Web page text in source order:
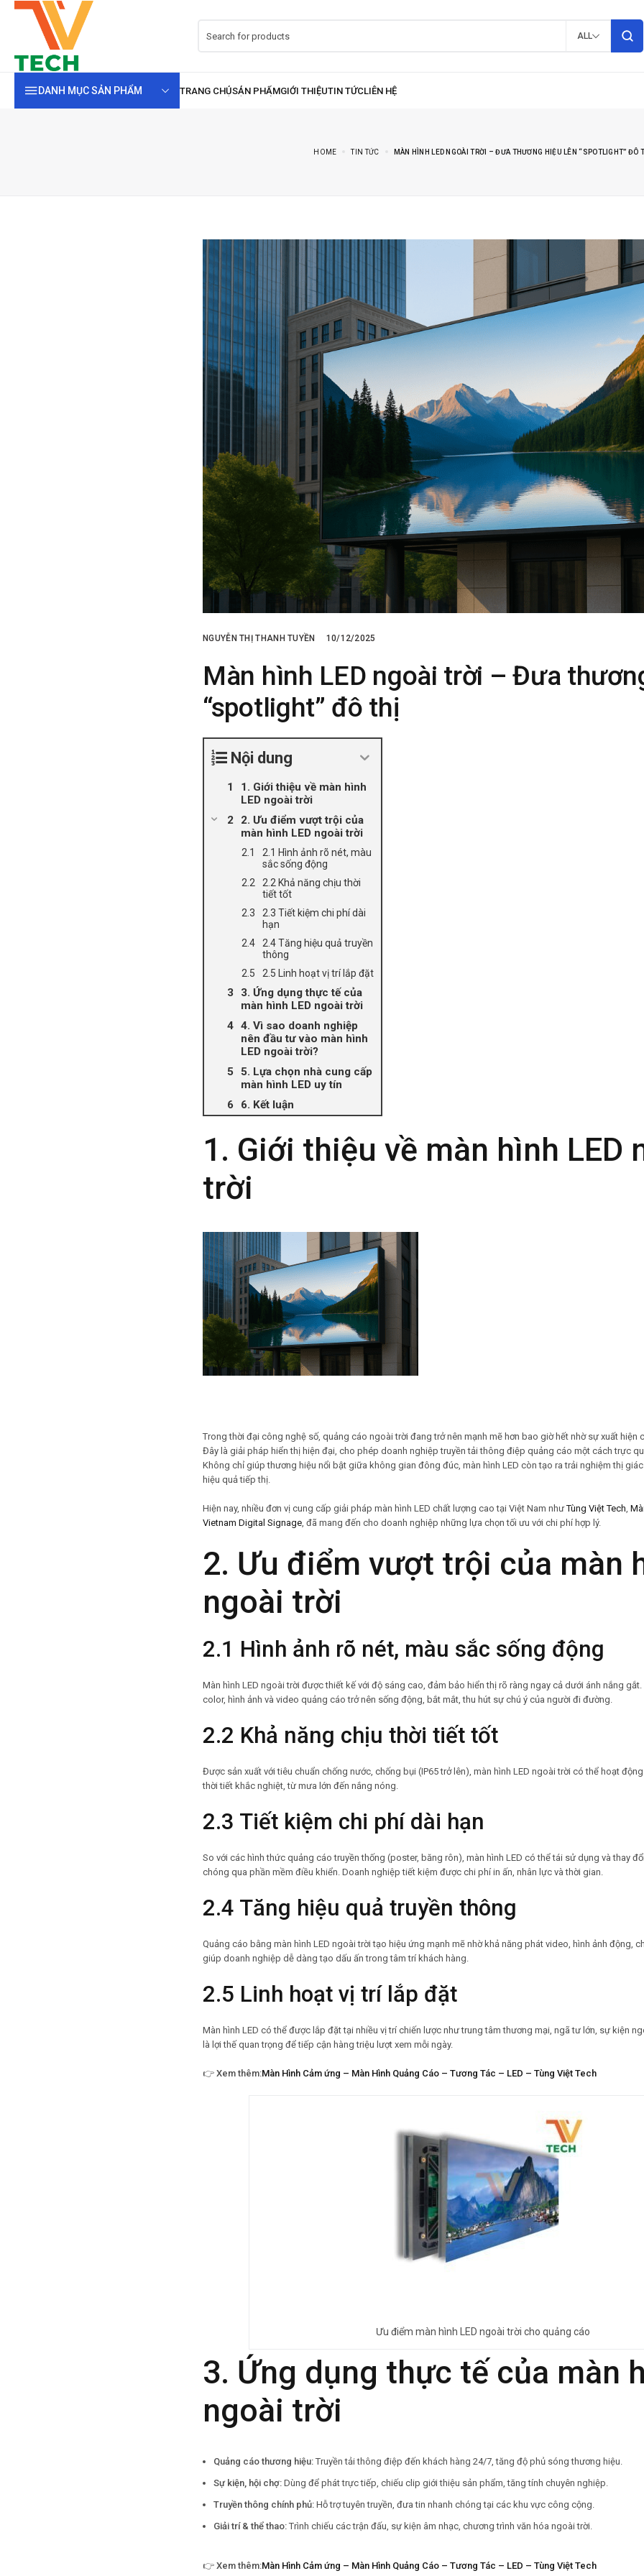
ALL
DANH MỤC SẢN PHẨM
HOME TIN TỨC MÀN HÌNH LED NGOÀI TRỜI – ĐƯA THƯƠNG HIỆU LÊN “SPOTLIGHT” ĐÔ
NGUYỄN THỊ THANH TUYỀN 10/12/2025
Màn hình LED ngoài trời – Đưa
“spotlight” đô thị
Nội dung
1. Giới thiệu về màn hình
LED ngoài trời
2. Ưu điểm vượt trội của
màn hình LED ngoài trời
2.1 Hình ảnh rõ nét, màu
sắc sống động
2.2 Khả năng chịu thời
tiết tốt
2.3 Tiết kiệm chi phí dài
hạn
2.4 Tăng hiệu quả truyền
thông
2.5 Linh hoạt vị trí lắp đặt
3. Ứng dụng thực tế của
màn hình LED ngoài trời
4. Vì sao doanh nghiệp
nên đầu tư vào màn hình
LED ngoài trời?
5. Lựa chọn nhà cung cấp
màn hình LED uy tín
6. Kết luận
1. Giới thiệu về màn hình LED
trời
Trong thời đại công nghệ số, quảng cáo ngoài trời đang trở nên mạnh mẽ hơn bao giờ hết nhờ sự xuất hiện
Đây là giải pháp hiển thị hiện đại, cho phép doanh nghiệp truyền tải thông điệp quảng cáo một cách trực
Không chỉ giúp thương hiệu nổi bật giữa không gian đông đúc, màn hình LED còn tạo ra trải nghiệm thị
hiệu quả tiếp thị.
Hiện nay, nhiều đơn vị cung cấp giải pháp màn hình LED chất lượng cao tại Việt Nam như Tùng Việt Tech,
Vietnam Digital Signage, đã mang đến cho doanh nghiệp những lựa chọn tối ưu với chi phí hợp lý.
2. Ưu điểm vượt trội của màn
ngoài trời
2.1 Hình ảnh rõ nét, màu sắc sống động
Màn hình LED ngoài trời được thiết kế với độ sáng cao, đảm bảo hiển thị rõ ràng ngay cả dưới ánh nắng
color, hình ảnh và video quảng cáo trở nên sống động, bắt mắt, thu hút sự chú ý của người đi đường.
2.2 Khả năng chịu thời tiết tốt
Được sản xuất với tiêu chuẩn chống nước, chống bụi (IP65 trở lên), màn hình LED ngoài trời có thể hoạt
thời tiết khắc nghiệt, từ mưa lớn đến nắng nóng.
2.3 Tiết kiệm chi phí dài hạn
So với các hình thức quảng cáo truyền thống (poster, băng rôn), màn hình LED có thể tái sử dụng và thay
chóng qua phần mềm điều khiển. Doanh nghiệp tiết kiệm được chi phí in ấn, nhân lực và thời gian.
2.4 Tăng hiệu quả truyền thông
Quảng cáo bằng màn hình LED ngoài trời tạo hiệu ứng mạnh mẽ nhờ khả năng phát video, hình ảnh động,
giúp doanh nghiệp dễ dàng tạo dấu ấn trong tâm trí khách hàng.
2.5 Linh hoạt vị trí lắp đặt
Màn hình LED có thể được lắp đặt tại nhiều vị trí chiến lược như trung tâm thương mại, ngã tư lớn, sự kiện
là lợi thế quan trọng để tiếp cận hàng triệu lượt xem mỗi ngày.
👉 Xem thêm:Màn Hình Cảm ứng – Màn Hình Quảng Cáo – Tương Tác – LED – Tùng Việt Tech
Ưu điểm màn hình LED ngoài trời cho quảng cáo
3. Ứng dụng thực tế của màn
ngoài trời
Quảng cáo thương hiệu:Truyền tải thông điệp đến khách hàng 24/7, tăng độ phủ sóng thương hiệu.
Sự kiện, hội chợ: Dùng để phát trực tiếp, chiếu clip giới thiệu sản phẩm, tăng tính chuyên nghiệp.
Truyền thông chính phủ: Hỗ trợ tuyên truyền, đưa tin nhanh chóng tại các khu vực công cộng.
Giải trí & thể thao:Trình chiếu các trận đấu, sự kiện âm nhạc, chương trình văn hóa ngoài trời.
👉 Xem thêm:Màn Hình Cảm ứng – Màn Hình Quảng Cáo – Tương Tác – LED – Tùng Việt Tech